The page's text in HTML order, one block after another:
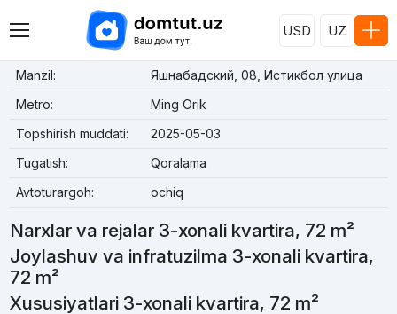
USD UZ
Manzil:
Яшнабадский, 08, Истикбол улица
Metro:
Ming Orik
Topshirish muddati:
2025-05-03
Tugatish:
Qoralama
Avtoturargoh:
ochiq
Narxlar va rejalar 3-xonali kvartira, 72 m²
Joylashuv va infratuzilma 3-xonali kvartira,
72 m²
Xususiyatlari 3-xonali kvartira, 72 m²